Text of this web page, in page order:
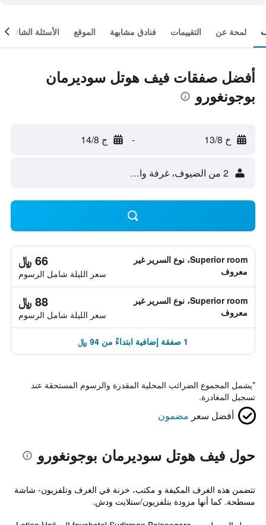
لمحة عن التقييمات فنادق مشابهة الموقع الأسئلة الشائعة
أفضل صفقات فيف هوتل سوديرمان
بوجونغورو
خ 13/8 - ج 14/8
2 من الضيوف، غرفة واحدة
Superior room، نوع السرير غير
معروف
66 ﷼
سعر الليلة شامل الرسوم
Superior room، نوع السرير غير
معروف
88 ﷼
سعر الليلة شامل الرسوم
1 صفقة إضافية ابتداءً من 94 ﷼
*يشمل المجموع الضرائب المحلية المقدرة والرسوم المستحقة عند
تسجيل المغادرة.
أفضل سعر مضمون
حول فيف هوتل سوديرمان بوجونغورو
تتضمن هذه الغرف المكيفة و مكتب، خزنة في الغرف وتلفزيون- شاشة
مسطحة. كما أنها مزودة بتلفزيون/ستلايت ودش.